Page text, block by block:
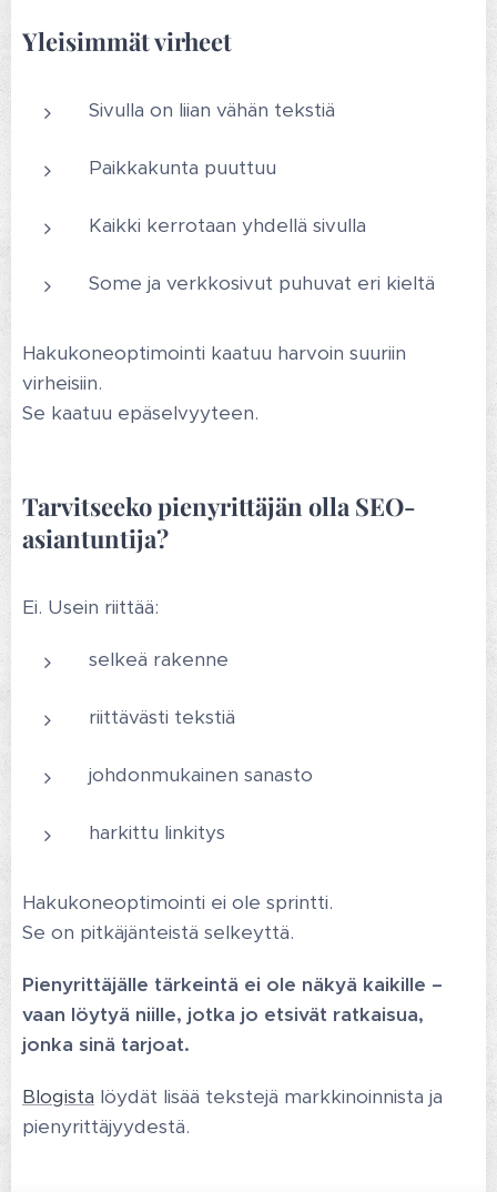
Yleisimmät virheet
Sivulla on liian vähän tekstiä
Paikkakunta puuttuu
Kaikki kerrotaan yhdellä sivulla
Some ja verkkosivut puhuvat eri kieltä
Hakukoneoptimointi kaatuu harvoin suuriin
virheisiin.
Se kaatuu epäselvyyteen.
Tarvitseeko pienyrittäjän olla SEO-
asiantuntija?
Ei. Usein riittää:
selkeä rakenne
riittävästi tekstiä
johdonmukainen sanasto
harkittu linkitys
Hakukoneoptimointi ei ole sprintti.
Se on pitkäjänteistä selkeyttä.
Pienyrittäjälle tärkeintä ei ole näkyä kaikille –
vaan löytyä niille, jotka jo etsivät ratkaisua,
jonka sinä tarjoat.
Blogista löydät lisää tekstejä markkinoinnista ja
pienyrittäjyydestä.